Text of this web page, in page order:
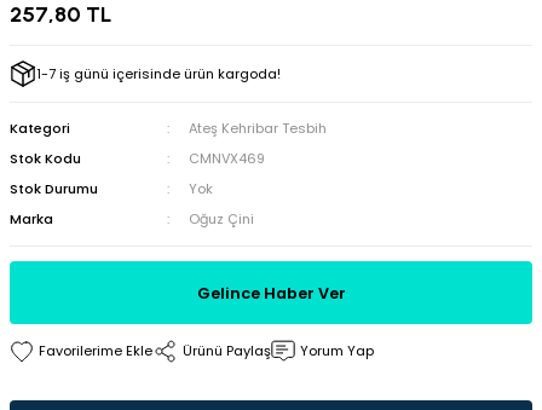
257,80 TL
1-7 iş günü içerisinde ürün kargoda!
Kategori
Ateş Kehribar Tesbih
Stok Kodu
CMNVX469
Stok Durumu
Yok
Marka
Oğuz Çini
Gelince Haber Ver
Ürünü Paylaş Yorum Yap